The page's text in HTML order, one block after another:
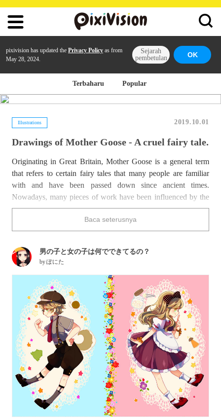
pixivision has updated the Privacy Policy as from
May 28, 2024.
Sejarah
pembetulan
OK
Terbaharu Popular
Illustrations 2019.10.01
Drawings of Mother Goose - A cruel fairy tale.
Originating in Great Britain, Mother Goose is a general term
that refers to certain fairy tales that many people are familiar
with and have been passed down since ancient times.
Nowadays, many pieces of work have been influenced by the
cruel and humorous stories which still stimulate the mind.
Today we are featuring illustrations of Mother Goose. Enjoy!
Baca seterusnya
男の子と女の子は何でできてるの？
byぽにた